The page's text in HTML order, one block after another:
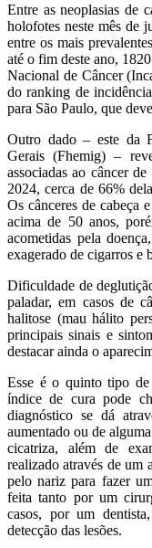
Entre as neoplasias de
holofotes neste mês de
entre os mais
até o fim deste ano,
Nacional de Câncer
do ranking de
para São Paulo, que
Outro dado – este da
Gerais (Fhemig) –
associadas ao câncer
2024, cerca de 66%
Os cânceres de cabeça
acima de 50 anos,
acometidas pela
exagerado de cigarros e
Dificuldade de
paladar, em casos de
halitose (mau hálito
principais sinais e
destacar ainda o
Esse é o quinto tipo
índice de cura pode
diagnóstico se dá
aumentado ou de
cicatriza, além de
realizado através de um
pelo nariz para fazer
feita tanto por um
casos, por um
detecção das lesões.